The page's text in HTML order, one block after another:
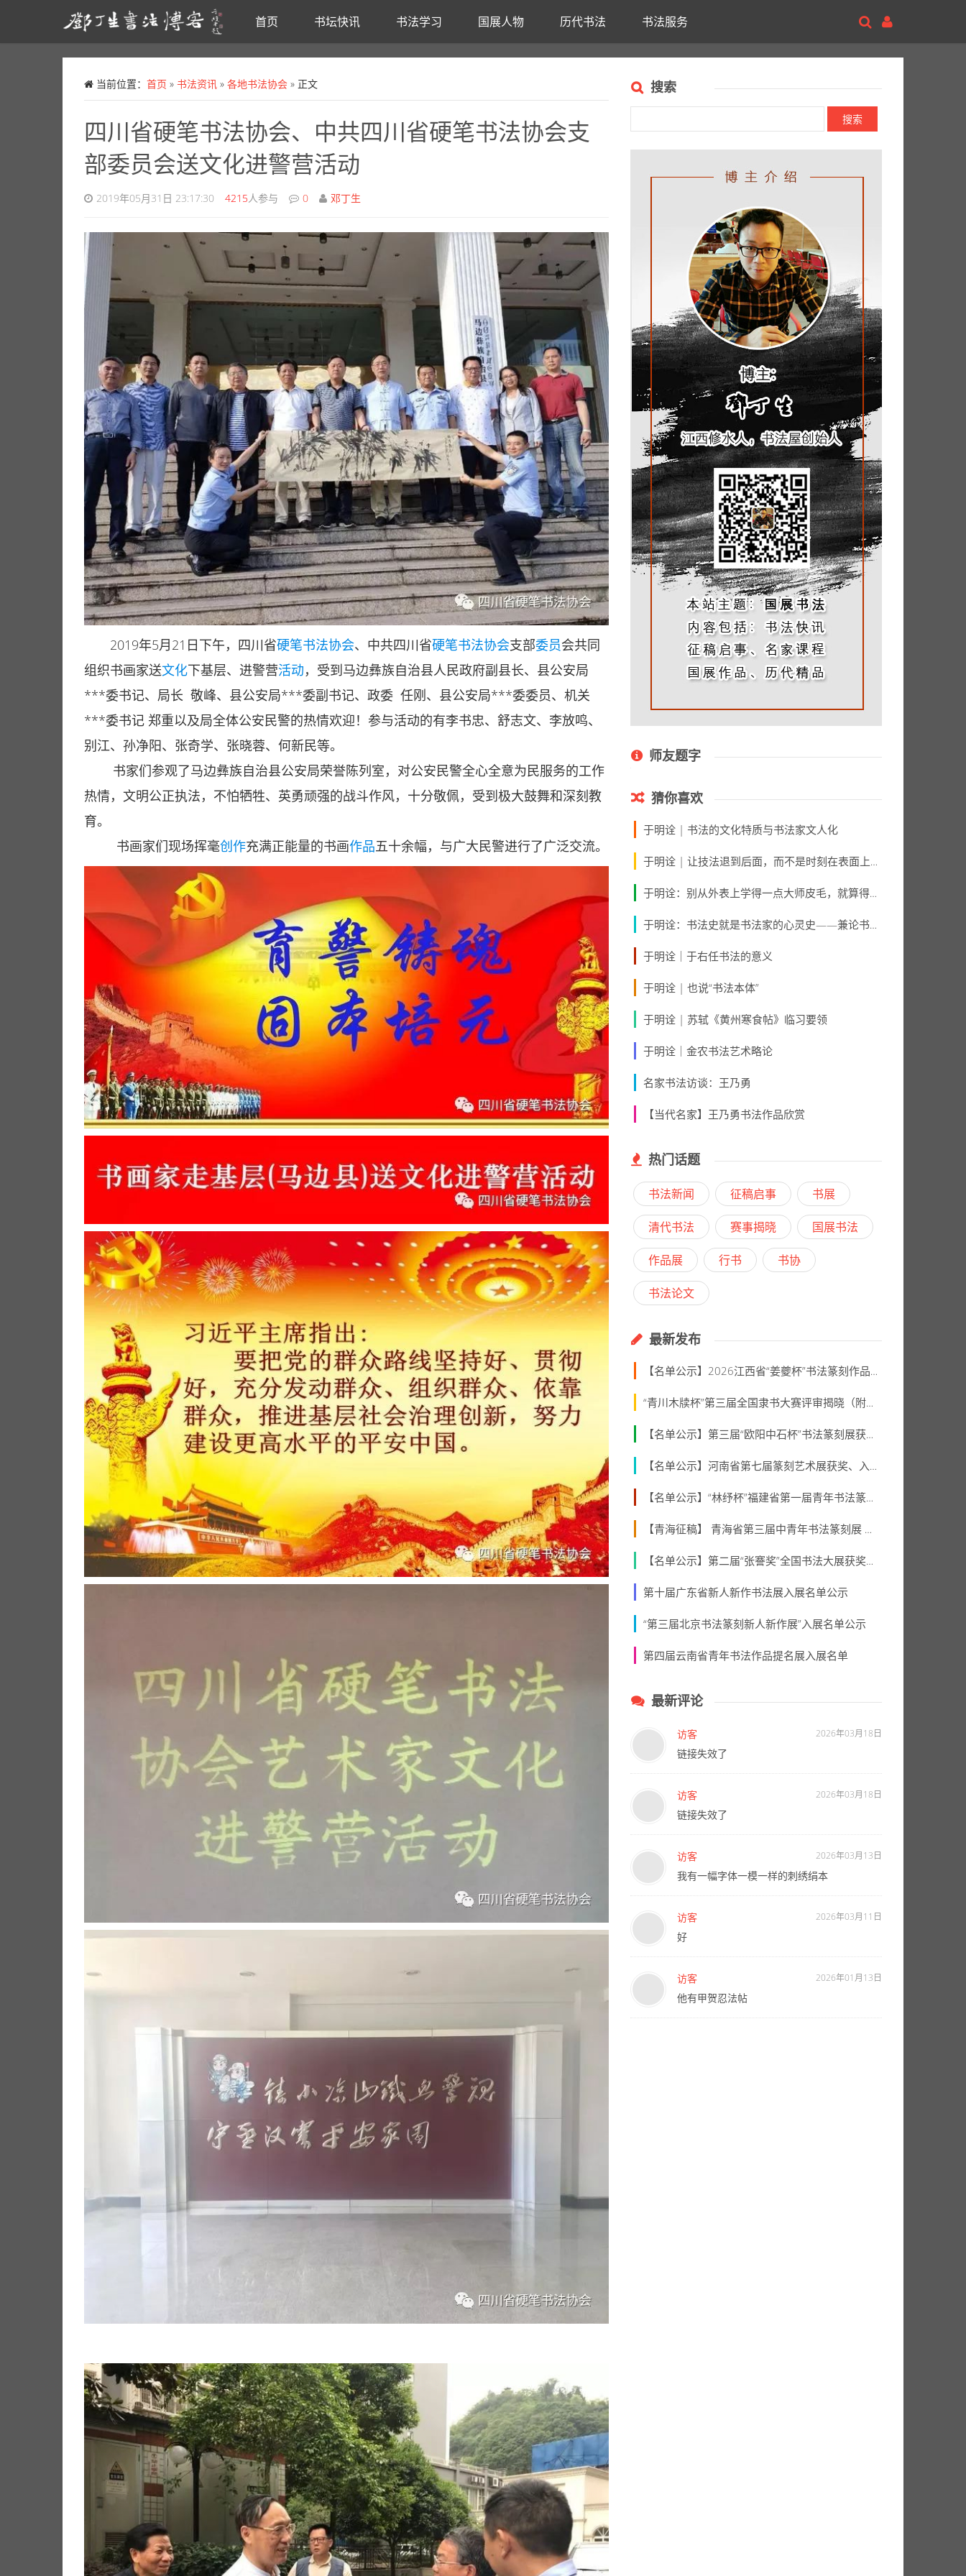
首页 书坛快讯 书法学习 国展人物 历代书法 书法服务
当前位置： 首页 » 书法资讯 » 各地书法协会 » 正文
四川省硬笔书法协会、中共四川省硬笔书法协会支
部委员会送文化进警营活动
2019年05月31日 23:17:30 4215人参与 0 邓丁生
2019年5月21日下午，四川省硬笔书法协会、中共四川省硬笔书法协会支部委员会共同
组织书画家送文化下基层、进警营活动，受到马边彝族自治县人民政府副县长、县公安局
***委书记、局长 敬峰、县公安局***委副书记、政委 任刚、县公安局***委委员、机关
***委书记 郑重以及局全体公安民警的热情欢迎！参与活动的有李书忠、舒志文、李放鸣、
别江、孙净阳、张奇学、张晓蓉、何新民等。
书家们参观了马边彝族自治县公安局荣誉陈列室，对公安民警全心全意为民服务的工作
热情，文明公正执法，不怕牺牲、英勇顽强的战斗作风，十分敬佩，受到极大鼓舞和深刻教
育。
书画家们现场挥毫创作充满正能量的书画作品五十余幅，与广大民警进行了广泛交流。
搜索
师友题字
猜你喜欢
于明诠 | 书法的文化特质与书法家文人化
于明诠 | 让技法退到后面，而不是时刻在表面上显摆
于明诠：别从外表上学得一点大师皮毛，就算得了真传
于明诠：书法史就是书法家的心灵史——兼论书法史的历史分期
于明诠｜于右任书法的意义
于明诠 | 也说“书法本体”
于明诠 | 苏轼《黄州寒食帖》临习要领
于明诠｜金农书法艺术略论
名家书法访谈：王乃勇
【当代名家】王乃勇书法作品欣赏
热门话题
书法新闻 征稿启事 书展
清代书法 赛事揭晓 国展书法
作品展 行书 书协
书法论文
最新发布
【名单公示】2026江西省“姜夔杯”书法篆刻作品展公示名单
“青川木牍杯”第三届全国隶书大赛评审揭晓（附拟获奖、入展作者名单）
【名单公示】第三届“欧阳中石杯”书法篆刻展获奖、入展名单
【名单公示】河南省第七届篆刻艺术展获奖、入展、入选名单公示
【名单公示】“林纾杯”福建省第一届青年书法篆刻作品展获奖、入展、入围名单
【青海征稿】 青海省第三届中青年书法篆刻展 （2026年8月31日截稿）
【名单公示】第二届“张謇奖”全国书法大展获奖、入展名单
第十届广东省新人新作书法展入展名单公示
“第三届北京书法篆刻新人新作展”入展名单公示
第四届云南省青年书法作品提名展入展名单
最新评论
访客 2026年03月18日
链接失效了
访客 2026年03月18日
链接失效了
访客 2026年03月13日
我有一幅字体一模一样的刺绣绢本
访客 2026年03月11日
好
访客 2026年01月13日
他有甲贺忍法帖